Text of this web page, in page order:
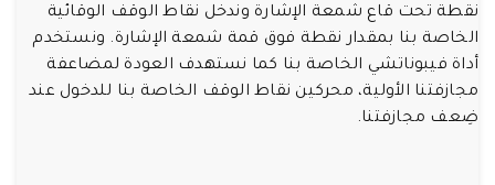
نقطة تحت قاع شمعة الإشارة وندخل نقاط الوقف الوقائية
الخاصة بنا بمقدار نقطة فوق قمة شمعة الإشارة. ونستخدم
أداة فيبوناتشي الخاصة بنا كما نستهدف العودة لمضاعفة
مجازفتنا الأولية، محركين نقاط الوقف الخاصة بنا للدخول عند
ضِعف مجازفتنا.